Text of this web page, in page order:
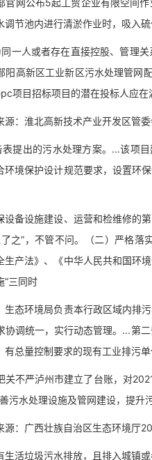
网公布5起工贸企业有限空间作
调节池内进行清淤作业时，吸入
人或者存在直接控股、管理关
阳高新区工业新区污水处理管网
项目招标项目的潜在投标人应
：淮北高新技术产业开发区管
出的污水处理方案。...该项目
环境保护设计规范要求，设置环
设施建设、运营和检维修的第
之”，不管不问。（二）严格
生产法》、《中华人民共和国环
“三同时
环境局负责本行政区域内排污
协调统一，实行动态管理。...第
总量控制要求的现有工业排污
严泸州市建立了台账，对
污水处理设施及管网建设，提升
：广西壮族自治区生态环境厅
垃圾污水排放，且排入城镇或